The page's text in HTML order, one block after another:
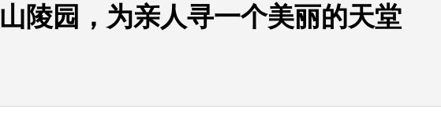
陵园，为亲人寻一个美丽的天堂